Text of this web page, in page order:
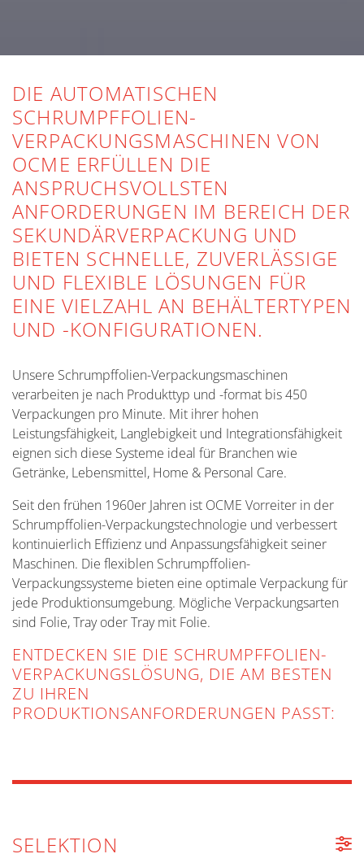
DIE AUTOMATISCHEN
SCHRUMPFFOLIEN-
VERPACKUNGSMASCHINEN VON
OCME ERFÜLLEN DIE
ANSPRUCHSVOLLSTEN
ANFORDERUNGEN IM BEREICH DER
SEKUNDÄRVERPACKUNG UND
BIETEN SCHNELLE, ZUVERLÄSSIGE
UND FLEXIBLE LÖSUNGEN FÜR
EINE VIELZAHL AN BEHÄLTERTYPEN
UND -KONFIGURATIONEN.
Unsere Schrumpffolien-Verpackungsmaschinen
verarbeiten je nach Produkttyp und -format bis 450
Verpackungen pro Minute. Mit ihrer hohen
Leistungsfähigkeit, Langlebigkeit und Integrationsfähigkeit
eignen sich diese Systeme ideal für Branchen wie
Getränke, Lebensmittel, Home & Personal Care.
Seit den frühen 1960er Jahren ist OCME Vorreiter in der
Schrumpffolien-Verpackungstechnologie und verbessert
kontinuierlich Effizienz und Anpassungsfähigkeit seiner
Maschinen. Die flexiblen Schrumpffolien-
Verpackungssysteme bieten eine optimale Verpackung für
jede Produktionsumgebung. Mögliche Verpackungsarten
sind Folie, Tray oder Tray mit Folie.
ENTDECKEN SIE DIE SCHRUMPFFOLIEN-
VERPACKUNGSLÖSUNG, DIE AM BESTEN
ZU IHREN
PRODUKTIONSANFORDERUNGEN PASST:
SELEKTION